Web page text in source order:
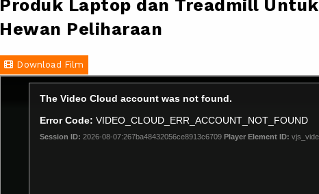
Produk Laptop dan Treadmill Untuk
Hewan Peliharaan
Download Film